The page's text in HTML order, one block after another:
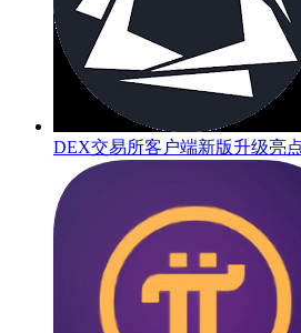
DEX交易所客户端新版升级亮